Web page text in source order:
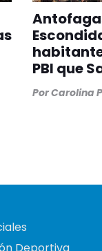
PBI que
PorCarolina